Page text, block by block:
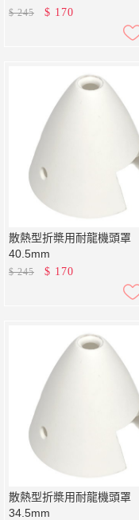
$245 $ 170
散熱型折槳用耐龍機頭罩
40.5mm
$245 $ 170
散熱型折槳用耐龍機頭罩
34.5mm